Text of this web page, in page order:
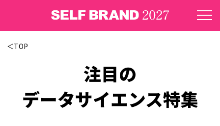
＜TOP
注目の
データサイエンス特集